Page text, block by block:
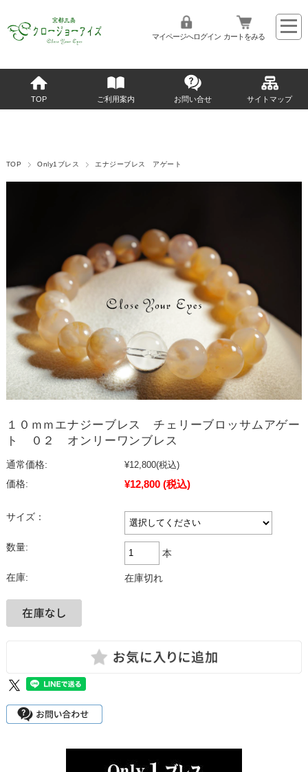
マイページへログイン カートをみる
TOP ご利用案内 お問い合せ サイトマップ
TOP Only1ブレス エナジーブレス アゲート
１０ｍｍエナジーブレス チェリーブロッサムアゲー
ト ０２ オンリーワンブレス
通常価格: ¥12,800(税込)
価格:
¥12,800 (税込)
サイズ：
数量:
本
在庫: 在庫切れ